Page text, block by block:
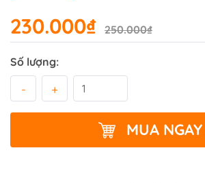
230.000₫ 250.000₫
Số lượng:
- +
MUA NGAY